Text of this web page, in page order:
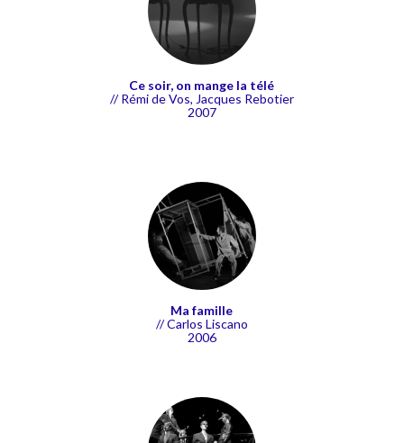
Ce soir, on mange la télé
// Rémi de Vos, Jacques Rebotier
2007
Ma famille
// Carlos Liscano
2006